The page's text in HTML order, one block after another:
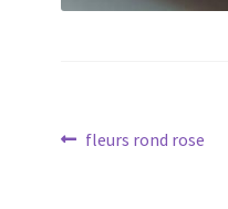
Navigation
Article
fleurs rond rose